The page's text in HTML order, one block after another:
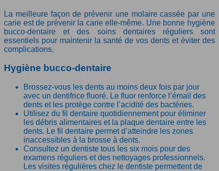
La meilleure façon de prévenir une molaire cassée par une
carie est de prévenir la carie elle-même. Une bonne hygiène
bucco-dentaire et des soins dentaires réguliers sont
essentiels pour maintenir la santé de vos dents et éviter des
complications.
Hygiène bucco-dentaire
Brossez-vous les dents au moins deux fois par jour
avec un dentifrice fluoré. Le fluor renforce l’émail des
dents et les protège contre l’acidité des bactéries.
Utilisez du fil dentaire quotidiennement pour éliminer
les débris alimentaires et la plaque dentaire entre les
dents. Le fil dentaire permet d’atteindre les zones
inaccessibles à la brosse à dents.
Consultez un dentiste tous les six mois pour des
examens réguliers et des nettoyages professionnels.
Les visites régulières chez le dentiste permettent de